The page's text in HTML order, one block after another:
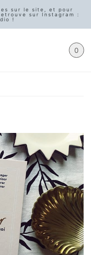
sur le site, et pour
sur Instagram :
!
0